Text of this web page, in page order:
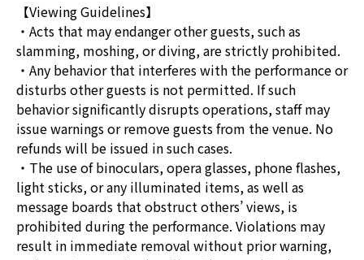
【Viewing Guidelines】
・Acts that may endanger other guests, such as
slamming, moshing, or diving, are strictly prohibited.
・Any behavior that interferes with the performance or
disturbs other guests is not permitted. If such
behavior significantly disrupts operations, staff may
issue warnings or remove guests from the venue. No
refunds will be issued in such cases.
・The use of binoculars, opera glasses, phone flashes,
light sticks, or any illuminated items, as well as
message boards that obstruct others’ views, is
prohibited during the performance. Violations may
result in immediate removal without prior warning,